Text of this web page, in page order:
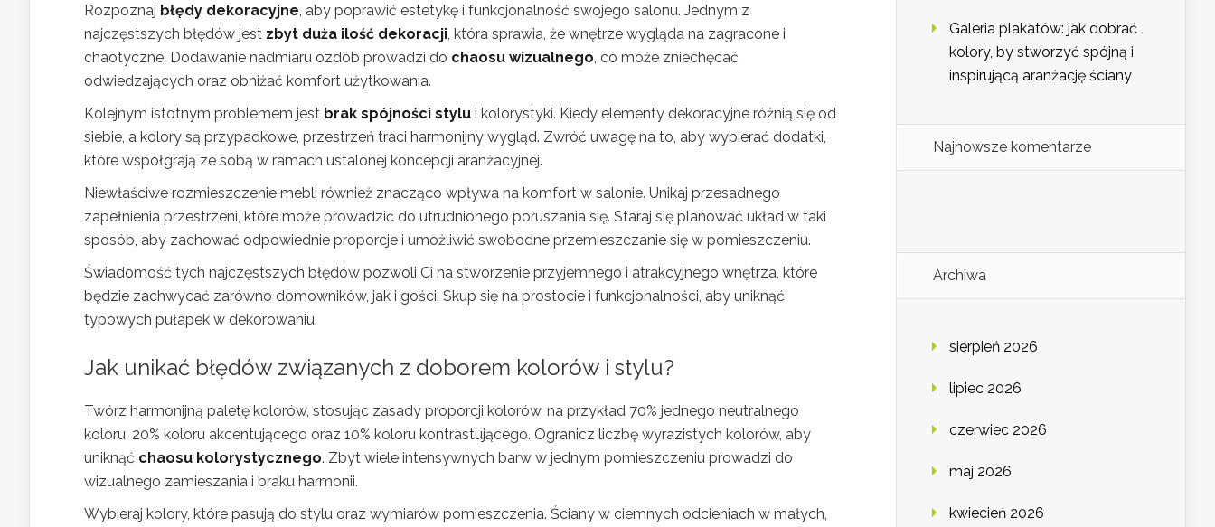
Rozpoznaj błędy dekoracyjne , aby poprawić estetykę i funkcjonalność swojego salonu. Jednym z
najczęstszych błędów jest zbyt duża ilość dekoracji , która sprawia, że wnętrze wygląda na zagracone i
chaotyczne. Dodawanie nadmiaru ozdób prowadzi do chaosu wizualnego , co może zniechęcać
odwiedzających oraz obniżać komfort użytkowania.
Kolejnym istotnym problemem jest brak spójności stylu i kolorystyki. Kiedy elementy dekoracyjne różnią się od
siebie, a kolory są przypadkowe, przestrzeń traci harmonijny wygląd. Zwróć uwagę na to, aby wybierać dodatki,
które współgrają ze sobą w ramach ustalonej koncepcji aranżacyjnej.
Niewłaściwe rozmieszczenie mebli również znacząco wpływa na komfort w salonie. Unikaj przesadnego
zapełnienia przestrzeni, które może prowadzić do utrudnionego poruszania się. Staraj się planować układ w taki
sposób, aby zachować odpowiednie proporcje i umożliwić swobodne przemieszczanie się w pomieszczeniu.
Świadomość tych najczęstszych błędów pozwoli Ci na stworzenie przyjemnego i atrakcyjnego wnętrza, które
będzie zachwycać zarówno domowników, jak i gości. Skup się na prostocie i funkcjonalności, aby uniknąć
typowych pułapek w dekorowaniu.
Jak unikać błędów związanych z doborem kolorów i stylu?
Twórz harmonijną paletę kolorów, stosując zasady proporcji kolorów, na przykład 70% jednego neutralnego
koloru, 20% koloru akcentującego oraz 10% koloru kontrastującego. Ogranicz liczbę wyrazistych kolorów, aby
uniknąć chaosu kolorystycznego. Zbyt wiele intensywnych barw w jednym pomieszczeniu prowadzi do
wizualnego zamieszania i braku harmonii.
Wybieraj kolory, które pasują do stylu oraz wymiarów pomieszczenia. Ściany w ciemnych odcieniach w małych,
Galeria plakatów: jak dobrać
kolory, by stworzyć spójną i
inspirującą aranżację ściany
Najnowsze komentarze
Archiwa
sierpień 2026
lipiec 2026
czerwiec 2026
maj 2026
kwiecień 2026